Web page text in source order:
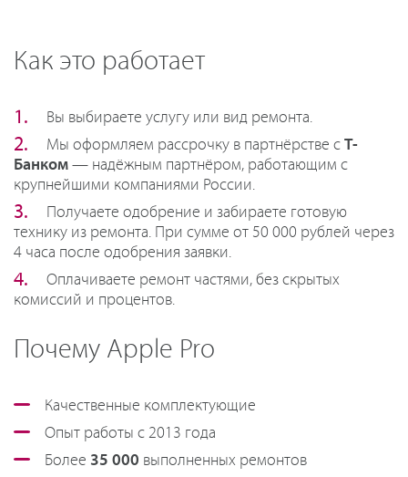
Как это работает
Вы выбираете услугу или вид ремонта.
Мы оформляем рассрочку в партнёрстве с Т-
Банком — надёжным партнёром, работающим с
крупнейшими компаниями России.
Получаете одобрение и забираете готовую
технику из ремонта. При сумме от 50 000 рублей через
4 часа после одобрения заявки.
Оплачиваете ремонт частями, без скрытых
комиссий и процентов.
Почему Apple Pro
Качественные комплектующие
Опыт работы с 2013 года
Более 35 000 выполненных ремонтов